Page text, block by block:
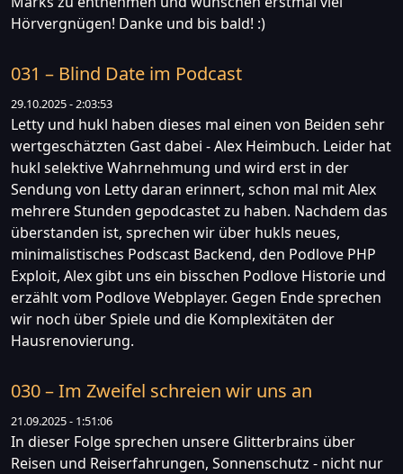
Hörvergnügen! Danke und bis bald! :)
031 – Blind Date im Podcast
29.10.2025 - 2:03:53
Letty und hukl haben dieses mal einen von Beiden sehr
wertgeschätzten Gast dabei - Alex Heimbuch. Leider hat
hukl selektive Wahrnehmung und wird erst in der
Sendung von Letty daran erinnert, schon mal mit Alex
mehrere Stunden gepodcastet zu haben. Nachdem das
überstanden ist, sprechen wir über hukls neues,
minimalistisches Podscast Backend, den Podlove PHP
Exploit, Alex gibt uns ein bisschen Podlove Historie und
erzählt vom Podlove Webplayer. Gegen Ende sprechen
wir noch über Spiele und die Komplexitäten der
Hausrenovierung.
030 – Im Zweifel schreien wir uns an
21.09.2025 - 1:51:06
In dieser Folge sprechen unsere Glitterbrains über
Reisen und Reiserfahrungen, Sonnenschutz - nicht nur